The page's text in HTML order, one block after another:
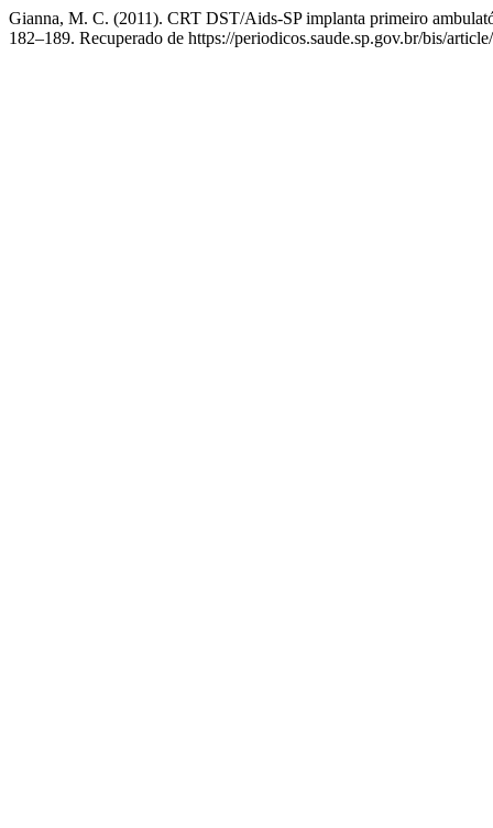
Gianna, M. C. (2011). CRT DST/Aids-SP implanta primeiro
182–189. Recuperado de https://periodicos.saude.sp.gov.br/bis/